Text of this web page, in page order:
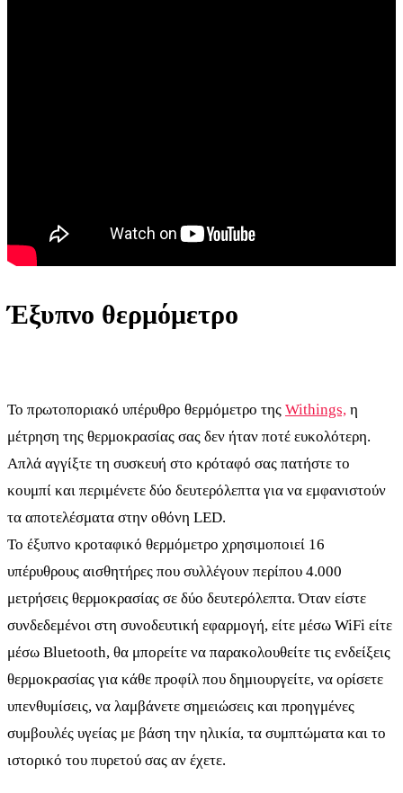
Έξυπνο θερμόμετρο
Το πρωτοποριακό υπέρυθρο θερμόμετρο της Withings, η
μέτρηση της θερμοκρασίας σας δεν ήταν ποτέ ευκολότερη.
Απλά αγγίξτε τη συσκευή στο κρόταφό σας πατήστε το
κουμπί και περιμένετε δύο δευτερόλεπτα για να εμφανιστούν
τα αποτελέσματα στην οθόνη LED.
Το έξυπνο κροταφικό θερμόμετρο χρησιμοποιεί 16
υπέρυθρους αισθητήρες που συλλέγουν περίπου 4.000
μετρήσεις θερμοκρασίας σε δύο δευτερόλεπτα. Όταν είστε
συνδεδεμένοι στη συνοδευτική εφαρμογή, είτε μέσω WiFi είτε
μέσω Bluetooth, θα μπορείτε να παρακολουθείτε τις ενδείξεις
θερμοκρασίας για κάθε προφίλ που δημιουργείτε, να ορίσετε
υπενθυμίσεις, να λαμβάνετε σημειώσεις και προηγμένες
συμβουλές υγείας με βάση την ηλικία, τα συμπτώματα και το
ιστορικό του πυρετού σας αν έχετε.